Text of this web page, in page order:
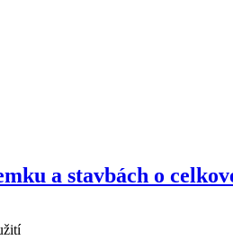
a stavbách o